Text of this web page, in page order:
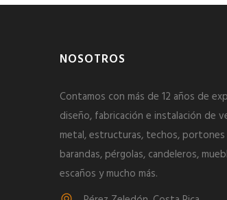
NOSOTROS
Contamos con más de 12 años de
diseño, fabricación e instalación de
metal, estructuras, techos,
barandas, pérgolas, candeleros,
escaños y mucho más.